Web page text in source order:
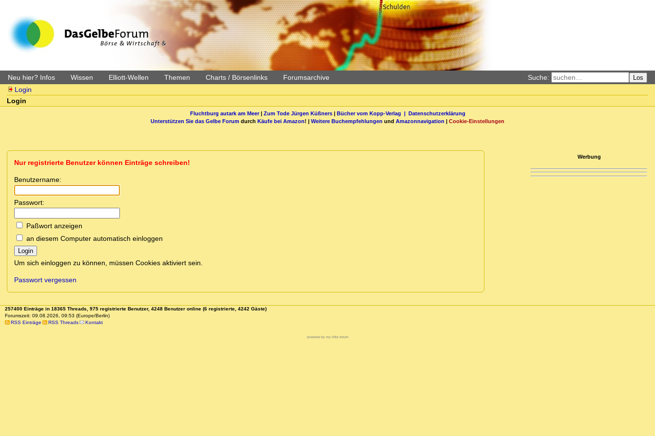
Neu hier? Infos Wissen Elliott-Wellen Themen Charts / Börsenlinks Forumsarchive Suche: Los
Login
Login
Fluchtburg autark am Meer| Zum Tode Jürgen Küßners| Bücher vom Kopp-Verlag | Datenschutzerklärung
Unterstützen Sie das Gelbe Forum durch Käufe bei Amazon! | Weitere Buchempfehlungen und Amazonnavigation | Cookie-Einstellungen
Nur registrierte Benutzer können Einträge schreiben!
Benutzername:
Passwort:
Paßwort anzeigen
an diesem Computer automatisch einloggen
Login
Um sich einloggen zu können, müssen Cookies aktiviert sein.
Passwort vergessen
Werbung
257400 Einträge in 18365 Threads, 975 registrierte Benutzer, 4248 Benutzer online (6 registrierte, 4242 Gäste)
Forumszeit: 09.08.2026, 09:53 (Europe/Berlin)
RSS Einträge
RSS Threads Kontakt
powered by my little forum